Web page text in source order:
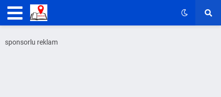
sponsorlu reklam